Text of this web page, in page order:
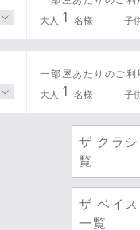
大人 1 名様 子
一部屋あたりのご利
大人 1 名様 子
ザ クラ
覧
ザ ベイ
一覧